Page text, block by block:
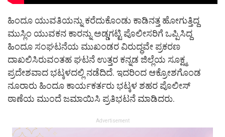
ಹಿಂದೂ ಯುವತಿಯನ್ನು ಕರೆದುಕೊಂಡು ಕಾಡಿನತ್ತ ಹೋಗುತ್ತಿದ್ದ
ಮುಸ್ಲಿಂ ಯುವಕನ ಕಾರನ್ನು ಅಡ್ಡಗಟ್ಟಿ ಪೊಲೀಸರಿಗೆ ಒಪ್ಪಿಸಿದ್ದ
ಹಿಂದೂ ಸಂಘಟನೆಯ ಮುಖಂಡರ ವಿರುದ್ಧವೇ ಪ್ರಕರಣ
ದಾಖಲಿಸಿರುವಂತಹ ಘಟನೆ ಉತ್ತರ ಕನ್ನಡ ಜಿಲ್ಲೆಯ ಸೂಕ್ಷ್ಮ
ಪ್ರದೇಶವಾದ ಭಟ್ಕಳದಲ್ಲಿ ನಡೆದಿದೆ. ಇದರಿಂದ ಆಕ್ರೋಶಗೊಂಡ
ನೂರಾರು ಹಿಂದೂ ಕಾರ್ಯಕರ್ತರು ಭಟ್ಕಳ ಶಹರ ಪೊಲೀಸ್
ಠಾಣೆಯ ಮುಂದೆ ಜಮಾಯಿಸಿ ಪ್ರತಿಭಟನೆ ಮಾಡಿದರು.
Advertisement